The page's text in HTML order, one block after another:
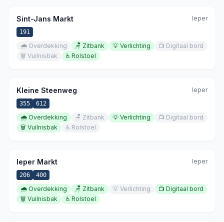
Sint-Jans Markt Ieper
191
🌧️ Overdekking 🪑 Zitbank 💡 Verlichting 📺 Digitaal bord
🗑️ Vuilnisbak ♿ Rolstoel
Kleine Steenweg Ieper
355 612
🌧️ Overdekking 🪑 Zitbank 💡 Verlichting 📺 Digitaal bord
🗑️ Vuilnisbak ♿ Rolstoel
Ieper Markt Ieper
206 400
🌧️ Overdekking 🪑 Zitbank 💡 Verlichting 📺 Digitaal bord
🗑️ Vuilnisbak ♿ Rolstoel